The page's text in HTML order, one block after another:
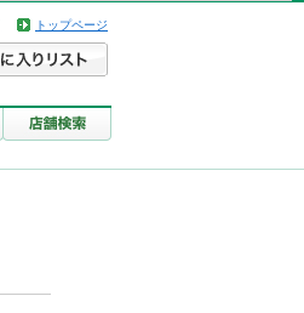
トップページ